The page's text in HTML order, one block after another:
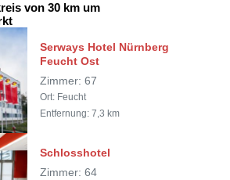
von 30 km um
Serways Hotel Nürnberg
Feucht Ost
Zimmer: 67
Ort: Feucht
Entfernung: 7,3 km
Schlosshotel
Zimmer: 64